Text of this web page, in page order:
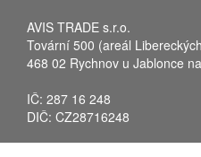
AVIS TRADE s.r.o.
Tovární 500 (areál
468 02 Rychnov u Jablonce
IČ: 287 16 248
DIČ: CZ28716248